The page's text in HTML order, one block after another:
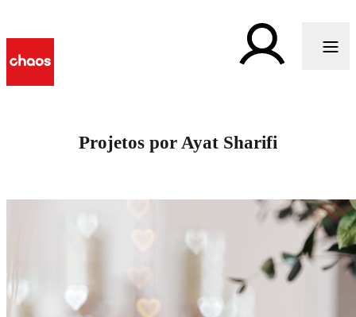
Projetos por Ayat Sharifi